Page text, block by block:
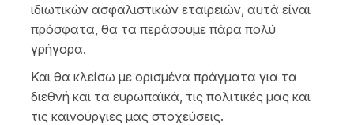
ιδιωτικών ασφαλιστικών εταιρειών, αυτά είναι
πρόσφατα, θα τα περάσουμε πάρα πολύ
γρήγορα.
Και θα κλείσω με ορισμένα πράγματα για τα
διεθνή και τα ευρωπαϊκά, τις πολιτικές μας και
τις καινούργιες μας στοχεύσεις.